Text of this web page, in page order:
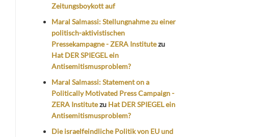
Zeitungsboykott auf
Maral Salmassi: Stellungnahme zu einer
politisch-aktivistischen
Pressekampagne - ZERA Institutezu
Hat DER SPIEGEL ein
Antisemitismusproblem?
Maral Salmassi: Statement on a
Politically Motivated Press Campaign -
ZERA Institutezu Hat DER SPIEGEL ein
Antisemitismusproblem?
Die israelfeindliche Politik von EU und